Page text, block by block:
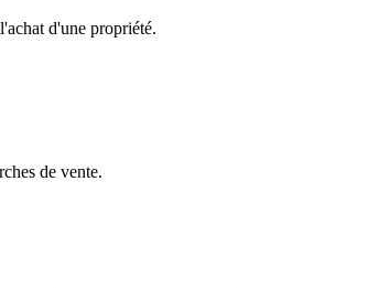
d'une propriété.
de vente.